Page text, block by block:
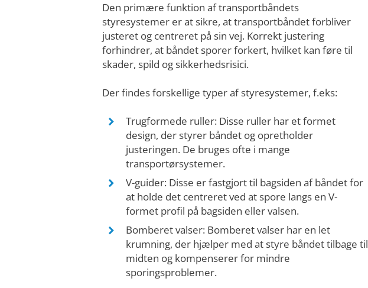
Den primære funktion af transportbåndets
styresystemer er at sikre, at transportbåndet forbliver
justeret og centreret på sin vej. Korrekt justering
forhindrer, at båndet sporer forkert, hvilket kan føre til
skader, spild og sikkerhedsrisici.
Der findes forskellige typer af styresystemer, f.eks:
Trugformede ruller: Disse ruller har et formet
design, der styrer båndet og opretholder
justeringen. De bruges ofte i mange
transportørsystemer.
V-guider: Disse er fastgjort til bagsiden af båndet for
at holde det centreret ved at spore langs en V-
formet profil på bagsiden eller valsen.
Bomberet valser: Bomberet valser har en let
krumning, der hjælper med at styre båndet tilbage til
midten og kompenserer for mindre
sporingsproblemer.